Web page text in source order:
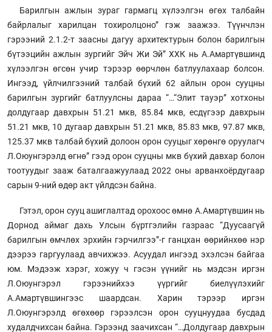
Барилгын ажлын зураг гармагц хүлээлгэн өгөх талбайн
байрлалыг харилцан тохиролцоно” гэж заажээ. Түүнчлэн
гэрээний 2.1.2-т заасны дагуу архитектурын болон барилгын
бүтээцийн ажлын зургийг Эйч Жи Эй” ХХК нь А.Амартүвшинд
хүлээлгэн өгсөн учир тэрээр өөрчлөн батлуулахаар болсон.
Ингээд, үйлчилгээний талбай бүхий 62 айлын орон сууцны
барилгын зургийг батлуулсны дараа “…“Элит тауэр” хотхоны
долдугаар давхрын 51.21 мкв, 85.84 мкв, есдүгээр давхрын
51.21 мкв, 10 дугаар давхрын 51.21 мкв, 85.83 мкв, 97.87 мкв,
125.37 мкв талбай бүхий долоон орон сууцыг хөрөнгө оруулагч
Л.Оюунгэрэлд өгнө” гээд орон сууцны мкв бүхий давхар болон
тоотуудыг зааж баталгаажуулаад 2022 оны арванхоёрдугаар
сарын 9-ний өдөр акт үйлдсэн байна.
Гэтэл, орон сууц ашиглалтад орохоос өмнө А.Амартүвшин нь
Дорнод аймаг дахь Улсын бүртгэлийн газраас “Дуусаагүй
барилгын өмчлөх эрхийн гэрчилгээ”-г ганцхан өөрийнхөө нэр
дээрээ гаргуулаад авчихжээ. Асуудал ингээд эхэлсэн байгаа
юм. Мэдээж хэрэг, хожуу ч гэсэн үүнийг нь мэдсэн иргэн
Л.Оюунгэрэл гэрээнийхээ үүргийг биелүүлэхийг
А.Амартүвшингээс шаардсан. Харин тэрээр иргэн
Л.Оюунгэрэлд өгөхөөр гэрээлсэн орон сууцнуудаа бусдад
худалдчихсан байна. Гэрээнд заачихсан “…Долдугаар давхрын